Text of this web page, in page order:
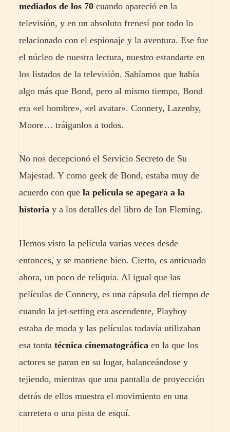
mediados de los 70 cuando apareció en la
televisión, y en un absoluto frenesí por todo lo
relacionado con el espionaje y la aventura. Ese fue
el núcleo de nuestra lectura, nuestro estandarte en
los listados de la televisión. Sabíamos que había
algo más que Bond, pero al mismo tiempo, Bond
era «el hombre», «el avatar». Connery, Lazenby,
Moore… tráiganlos a todos.
No nos decepcionó el Servicio Secreto de Su
Majestad. Y como geek de Bond, estaba muy de
acuerdo con que la película se apegara a la
historia y a los detalles del libro de Ian Fleming.
Hemos visto la película varias veces desde
entonces, y se mantiene bien. Cierto, es anticuado
ahora, un poco de reliquia. Al igual que las
películas de Connery, es una cápsula del tiempo de
cuando la jet-setting era ascendente, Playboy
estaba de moda y las películas todavía utilizaban
esa tonta técnica cinematográfica en la que los
actores se paran en su lugar, balanceándose y
tejiendo, mientras que una pantalla de proyección
detrás de ellos muestra el movimiento en una
carretera o una pista de esquí.